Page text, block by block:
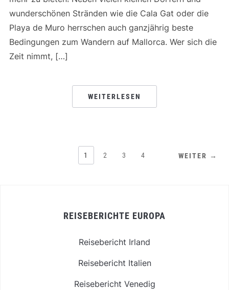
wunderschönen Stränden wie die Cala Gat oder die
Playa de Muro herrschen auch ganzjährig beste
Bedingungen zum Wandern auf Mallorca. Wer sich die
Zeit nimmt, […]
WEITERLESEN
1 2 3 4 WEITER →
REISEBERICHTE EUROPA
Reisebericht Irland
Reisebericht Italien
Reisebericht Venedig